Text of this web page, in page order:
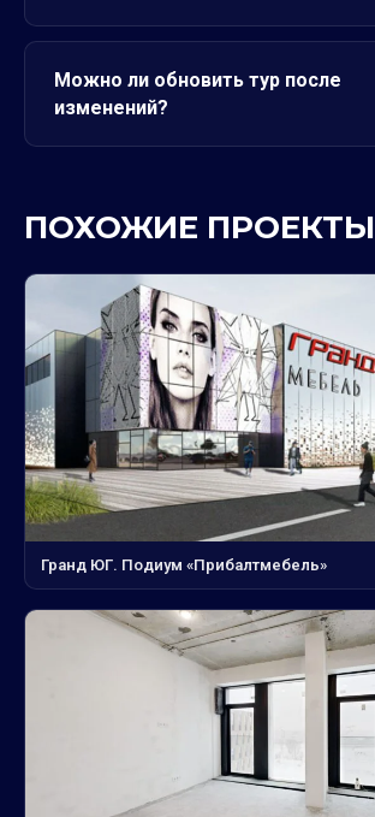
Можно ли обновить тур после
изменений?
ПОХОЖИЕ ПРОЕКТЫ
Гранд ЮГ. Подиум «Прибалтмебель»